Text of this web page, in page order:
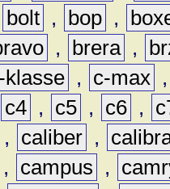
bolt , bop ,
, brera ,
klasse , c-max
c4 , c5 , c6 ,
, caliber ,
, campus ,